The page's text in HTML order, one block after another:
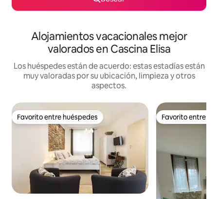
Alojamientos vacacionales mejor
valorados en Cascina Elisa
Los huéspedes están de acuerdo: estas estadías están
muy valoradas por su ubicación, limpieza y otros
aspectos.
Favorito entre huéspedes
Favorito entre huéspedes Favorito entre
Favorito entre